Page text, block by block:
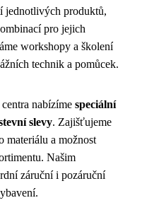
jednotlivých produktů,
pro jejich
workshopy a školení
technik a pomůcek.
nabízíme speciální
slevy. Zajišťujeme
materiálu a možnost
Našim
záruční i pozáruční